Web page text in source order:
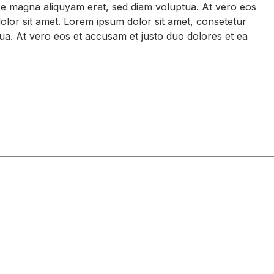
aliquyam erat, sed diam voluptua. At vero eos
sit amet. Lorem ipsum dolor sit amet, consetetur
At vero eos et accusam et justo duo dolores et ea